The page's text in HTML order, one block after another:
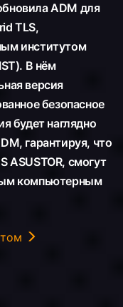
ADM для
TLS,
институтом
В нём
версия
безопасное
будет наглядно
гарантируя, что
ASUSTOR, смогут
компьютерным